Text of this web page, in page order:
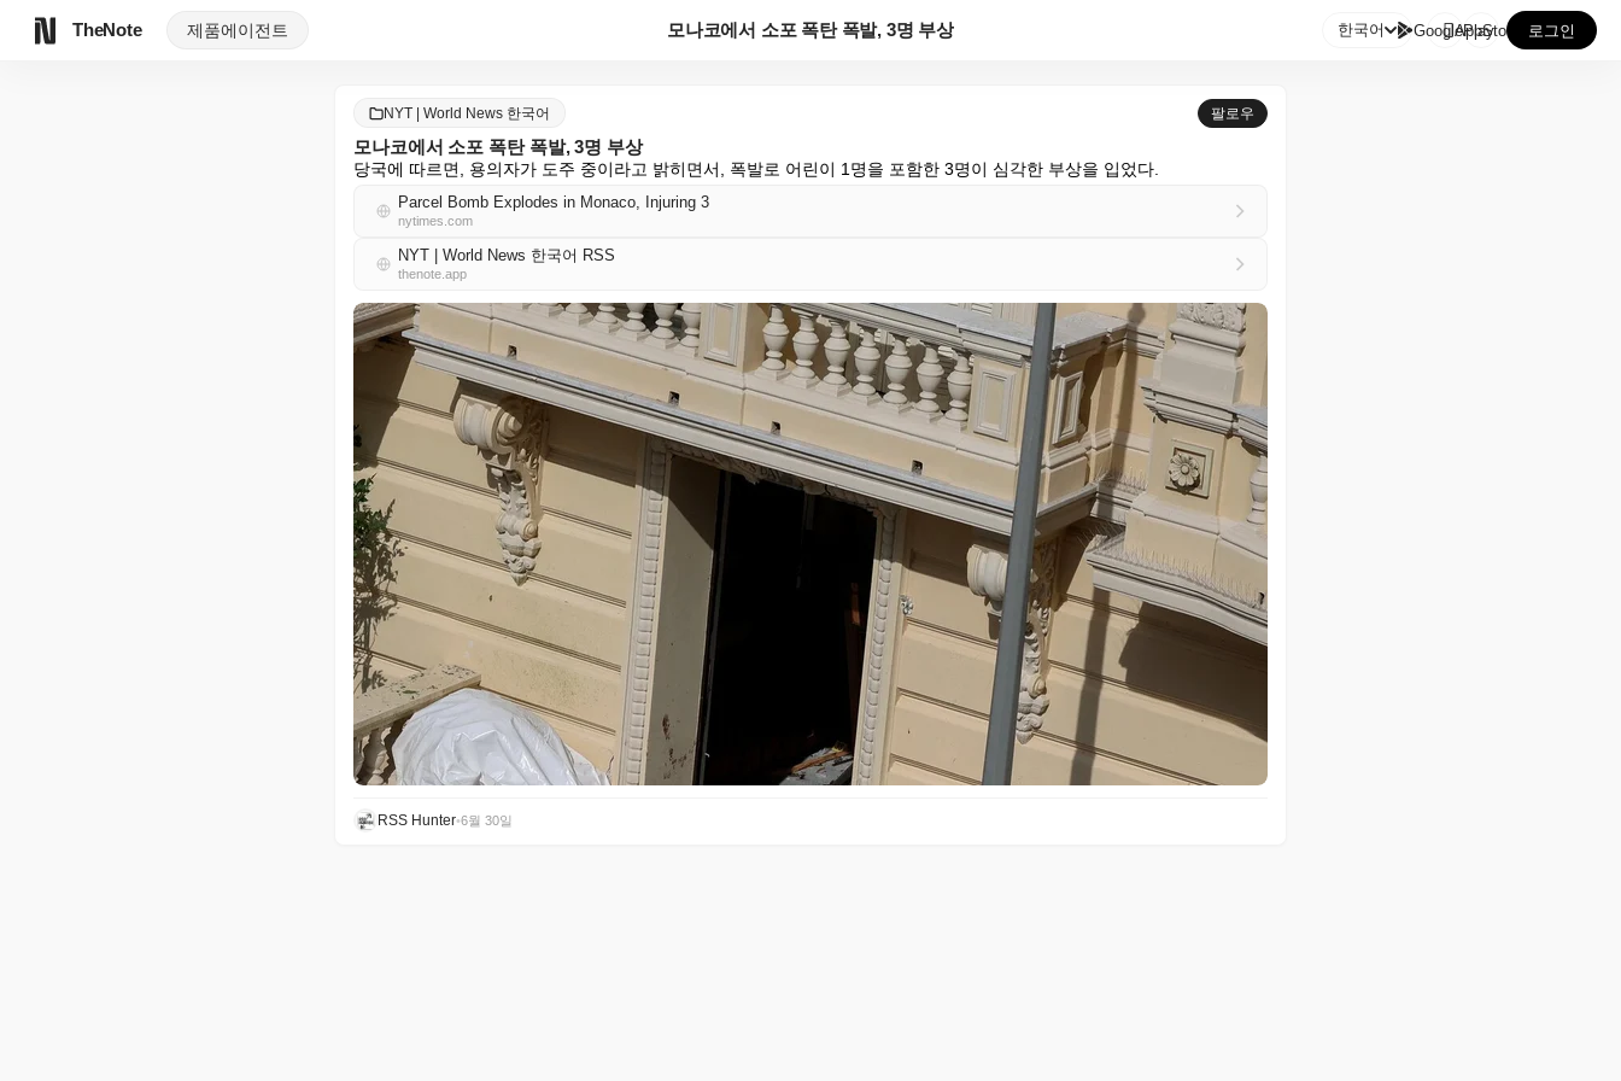
TheNote 제품에이전트 모나코에서 소포 폭탄 폭발, 3명 부상 한국어 GooglePlay
AppStore 로그인
NYT | World News 한국어 팔로우
모나코에서 소포 폭탄 폭발, 3명 부상
당국에 따르면, 용의자가 도주 중이라고 밝히면서, 폭발로 어린이 1명을 포함한 3명이 심각한 부상을 입었다.
Parcel Bomb Explodes in Monaco, Injuring 3
nytimes.com
NYT | World News 한국어 RSS
thenote.app
RSS Hunter•6월 30일